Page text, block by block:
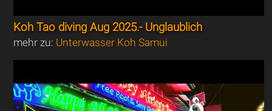
Koh Tao diving Aug 2025.- Unglaublich
mehr zu: Unterwasser Koh Samui